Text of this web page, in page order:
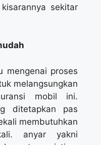
sekitar
mengenai proses
melangsungkan
mobil ini.
ditetapkan pas
membutuhkan
anyar yakni